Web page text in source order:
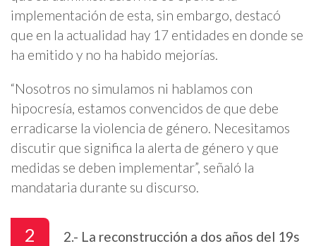
implementación de esta, sin embargo, destacó
que en la actualidad hay 17 entidades en donde se
ha emitido y no ha habido mejorías.
“Nosotros no simulamos ni hablamos con
hipocresía, estamos convencidos de que debe
erradicarse la violencia de género. Necesitamos
discutir que significa la alerta de género y que
medidas se deben implementar”, señaló la
mandataria durante su discurso.
2 2.- La reconstrucción a dos años del 19s